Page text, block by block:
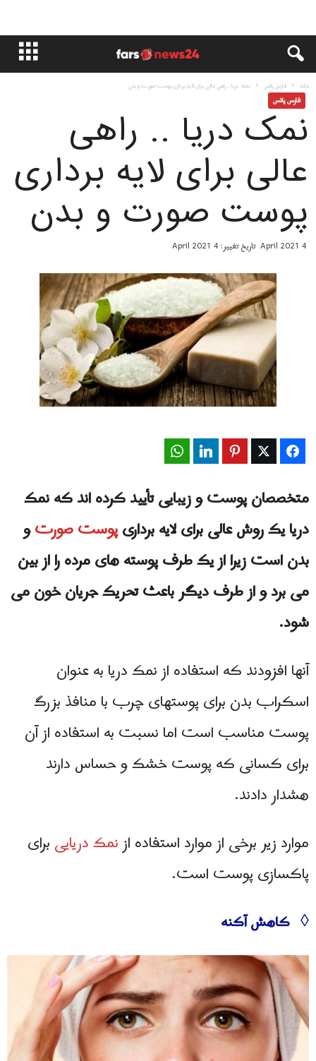
خانه فارس پلاس نمک دریا .. راهی عالی برای لایه برداری پوست صورت و بدن
فارس پلاس
نمک دریا .. راهی
عالی برای لایه برداری
پوست صورت و بدن
4 April 2021 تاریخ تغییر: 4 April 2021
Facebook
Twitter
Pinterest
LinkedIn
متخصصان پوست و زیبایی تأیید کرده اند که نمک
دریا یک روش عالی برای لایه برداریپوست صورتو
بدن است زیرا از یک طرف پوسته های مرده را از بین
می برد و از طرف دیگر باعث تحریک جریان خون می
شود.
آنها افزودند که استفاده از نمک دریا به عنوان
اسکراب بدن برای پوستهای چرب با منافذ بزرگ
پوست مناسب است اما نسبت به استفاده از آن
برای کسانی که پوست خشک و حساس دارند
هشدار دادند.
موارد زیر برخی از موارد استفاده ازنمک دریاییبرای
پاکسازی پوست است.
◊ کاهش آکنه